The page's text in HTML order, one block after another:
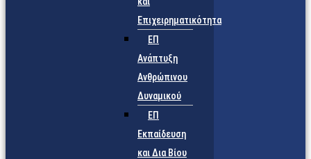
Επιχειρηματικότητα
ΕΠ
Ανάπτυξη
Ανθρώπινου
Δυναμικού
ΕΠ
Εκπαίδευση
και Δια Βίου